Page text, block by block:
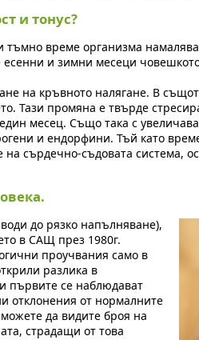
и тонус?
време организма
и зимни месеци
на кръвното налягане. В
Тази промяна е твърде
месец. Също така с
и ендорфини. Тъй като
сърдечно-съдовата система,
до рязко напълняване),
в САЩ през 1980г.
проучвания само в
разлика в
първите се наблюдават
отклонения от нормалните
да видите броя на
страдащи от това